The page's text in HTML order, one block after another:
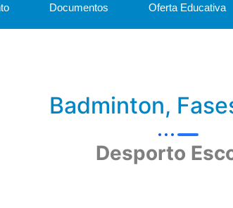
Documentos Oferta Educativa
Badminton,
Desporto